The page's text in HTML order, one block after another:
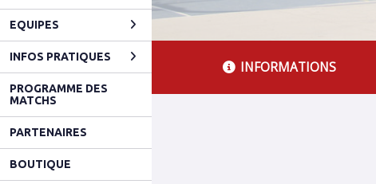
EQUIPES
INFOS PRATIQUES
PROGRAMME DES
MATCHS
PARTENAIRES
BOUTIQUE
INFORMATIONS